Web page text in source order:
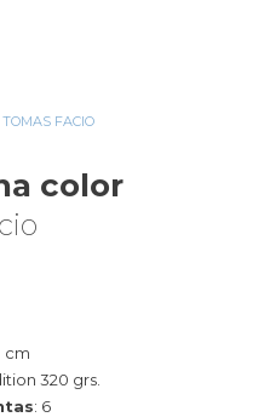
TOMAS FACIO
color
cm
320 grs.
: 6